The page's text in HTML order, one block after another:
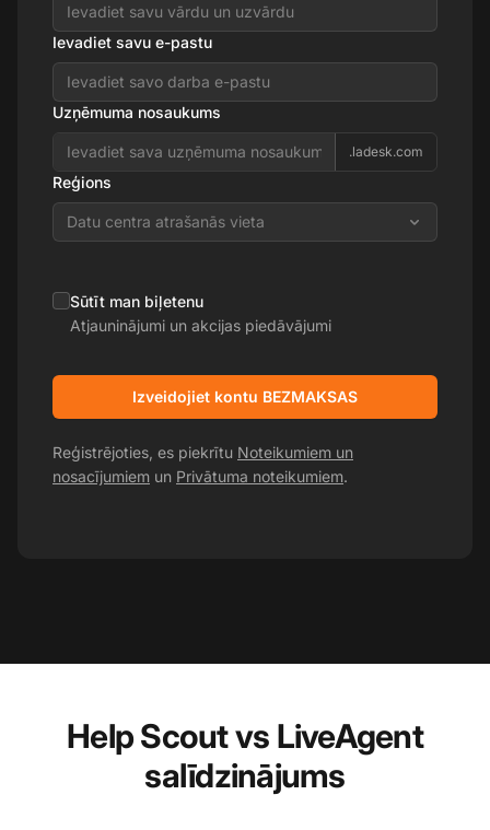
Ievadiet savu e-pastu
Uzņēmuma nosaukums
.ladesk.com
Reģions
Datu centra atrašanās vieta
Sūtīt man biļetenu
Atjauninājumi un akcijas piedāvājumi
Izveidojiet kontu BEZMAKSAS
Reģistrējoties, es piekrītu Noteikumiem un
nosacījumiem un Privātuma noteikumiem.
Help Scout vs LiveAgent
salīdzinājums